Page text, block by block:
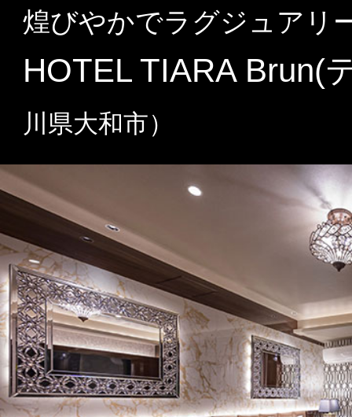
神奈川県の中央部に位置する大和市は、
住民の多くが近隣の横浜市や東京都に通勤
ウンだ。その大和市の中心地である小田急
２分という抜群の好立地に立つのが、今回